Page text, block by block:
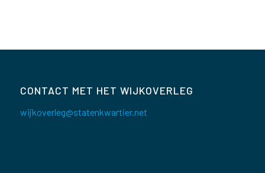
CONTACT MET HET WIJKOVERLEG
wijkoverleg@statenkwartier.net